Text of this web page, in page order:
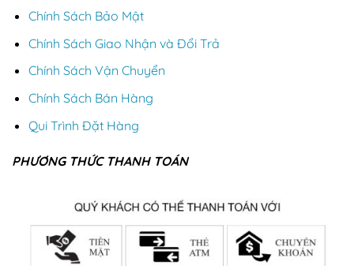
Chính Sách Bảo Mật
Chính Sách Giao Nhận và Đổi Trả
Chính Sách Vận Chuyển
Chính Sách Bán Hàng
Qui Trình Đặt Hàng
PHƯƠNG THỨC THANH TOÁN